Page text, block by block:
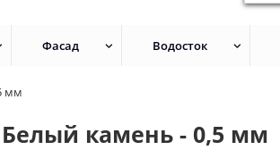
Фасад Водосток
мм
камень - 0,5 мм